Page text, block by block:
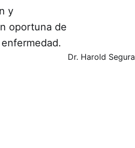
y
oportuna de
Dr. Harold Segura